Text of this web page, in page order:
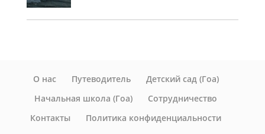
О нас Путеводитель
Детский сад (Гоа)
Начальная школа (Гоа)
Сотрудничество
Контакты
Политика конфиденциальности